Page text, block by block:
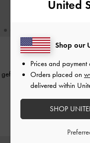
Arya Crossbody-Tasche
geflochtenem Riemen-
United
Shop our
Prices and
Orders placed on
delivered within
SHOP